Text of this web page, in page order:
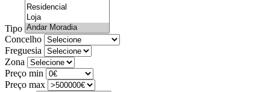
Tipo
Concelho
Freguesia
Zona
Preço min
Preço max